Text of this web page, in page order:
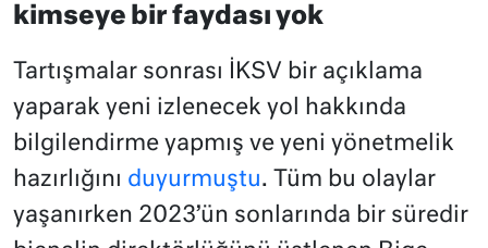
kimseye bir faydası yok
Tartışmalar sonrası İKSV bir açıklama
yaparak yeni izlenecek yol hakkında
bilgilendirme yapmış ve yeni yönetmelik
hazırlığını duyurmuştu. Tüm bu olaylar
yaşanırken 2023’ün sonlarında bir süredir